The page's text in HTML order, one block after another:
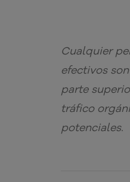
Cualquier
efectivos
parte
tráfico
potenciales.